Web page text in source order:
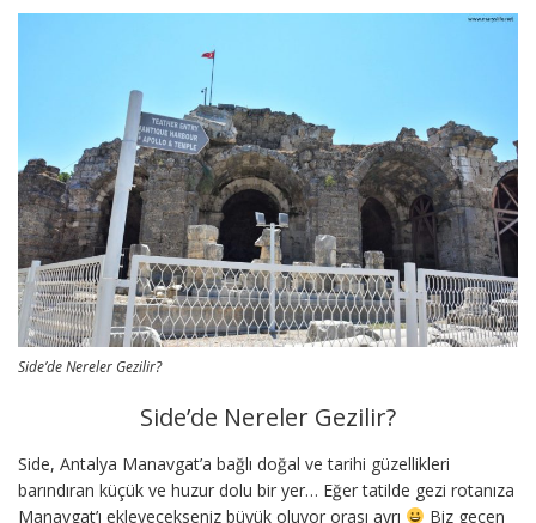
Side’de Nereler Gezilir?
Side’de Nereler Gezilir?
Side, Antalya Manavgat’a bağlı doğal ve tarihi güzellikleri
barındıran küçük ve huzur dolu bir yer… Eğer tatilde gezi rotanıza
Manavgat’ı ekleyecekseniz büyük oluyor orası ayrı
Biz geçen